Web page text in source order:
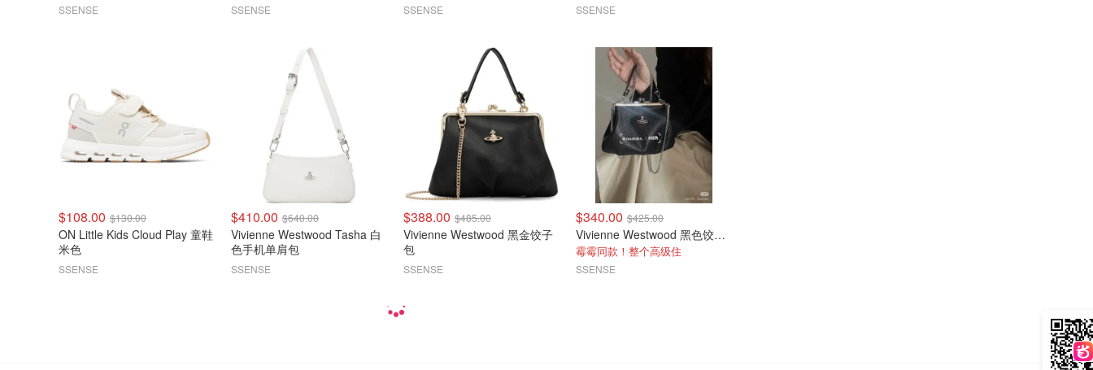
SSENSE SSENSE SSENSE SSENSE
$108.00 $130.00
ON Little Kids Cloud Play 童鞋
米色
SSENSE
$410.00 $640.00
Vivienne Westwood Tasha 白
色手机单肩包
SSENSE
$388.00 $485.00
Vivienne Westwood 黑金饺子
包
SSENSE
$340.00 $425.00
Vivienne Westwood 黑色饺子包
霉霉同款！整个高级住
SSENSE